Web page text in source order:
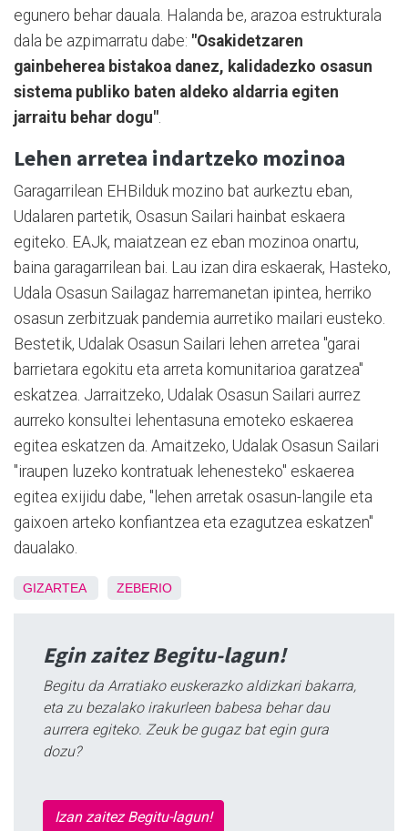
egunero behar dauala. Halanda be, arazoa estrukturala
dala be azpimarratu dabe: "Osakidetzaren
gainbeherea bistakoa danez, kalidadezko osasun
sistema publiko baten aldeko aldarria egiten
jarraitu behar dogu"
Lehen arretea indartzeko mozinoa
Garagarrilean EHBilduk mozino bat aurkeztu eban,
Udalaren partetik, Osasun Sailari hainbat eskaera
egiteko. EAJk, maiatzean ez eban mozinoa onartu,
baina garagarrilean bai. Lau izan dira eskaerak, Hasteko,
Udala Osasun Sailagaz harremanetan ipintea, herriko
osasun zerbitzuak pandemia aurretiko mailari eusteko.
Bestetik, Udalak Osasun Sailari lehen arretea "garai
barrietara egokitu eta arreta komunitarioa garatzea"
eskatzea. Jarraitzeko, Udalak Osasun Sailari aurrez
aurreko konsultei lehentasuna emoteko eskaerea
egitea eskatzen da. Amaitzeko, Udalak Osasun Sailari
"iraupen luzeko kontratuak lehenesteko" eskaerea
egitea exijidu dabe, "lehen arretak osasun-langile eta
gaixoen arteko konfiantzea eta ezagutzea eskatzen"
daualako.
GIZARTEA ZEBERIO
Egin zaitez Begitu-lagun!
Begitu da Arratiako euskerazko aldizkari bakarra,
eta zu bezalako irakurleen babesa behar dau
aurrera egiteko. Zeuk be gugaz bat egin gura
dozu?
Izan zaitez Begitu-lagun!